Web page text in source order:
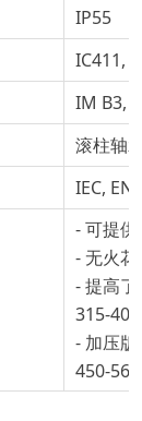
IP55
IC411,
IM B3,
滚柱轴
IEC, EN,
- 可提供
- 无火
- 提高
315-400
- 加压
450-560